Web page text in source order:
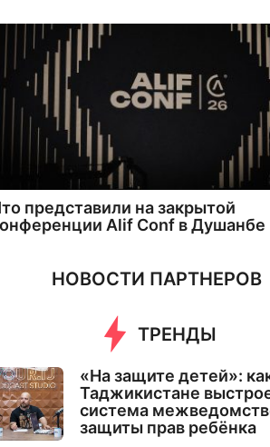
представили на закрытой
Alif Conf в Душанбе
НОВОСТИ ПАРТНЕРОВ
ТРЕНДЫ
«На защите детей»:
Таджикистане
система
защиты прав ребёнка